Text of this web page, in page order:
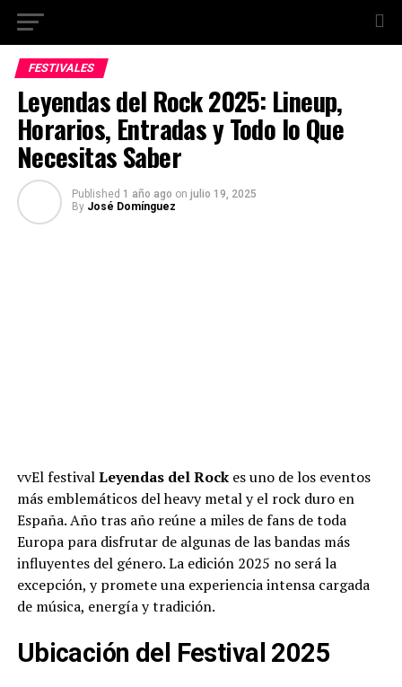
FESTIVALES
Leyendas del Rock 2025: Lineup,
Horarios, Entradas y Todo lo Que
Necesitas Saber
Published 1 año ago on julio 19, 2025
By José Domínguez
vvEl festivalLeyendas del Rockes uno de los eventos
más emblemáticos del heavy metal y el rock duro en
España. Año tras año reúne a miles de fans de toda
Europa para disfrutar de algunas de las bandas más
influyentes del género. La edición 2025 no será la
excepción, y promete una experiencia intensa cargada
de música, energía y tradición.
Ubicación del Festival 2025